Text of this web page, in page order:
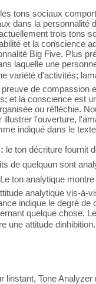
les tons sociaux
dans la personnalité
trois tons
et la conscience
Big Five. Plus
laquelle une
variété d'activités;
de compassion
et la conscience est
ou réfléchie.
illustrer l'ouverture,
indiqué dans le
le ton décriture fournit
de quelquun sont
ton analytique montre
analytique vis-à-
indique le degré de
quelque chose.
une attitude dinhibition.
linstant, Tone Analyzer